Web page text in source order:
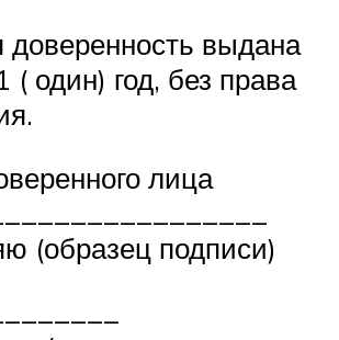
выдана
( один) год, без права
лица
(образец подписи)